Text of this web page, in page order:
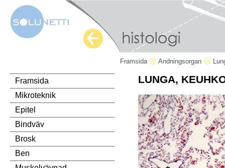
Framsida Andningsorgan
Framsida
Mikroteknik
Epitel
Bindväv
Brosk
Ben
LUNGA,